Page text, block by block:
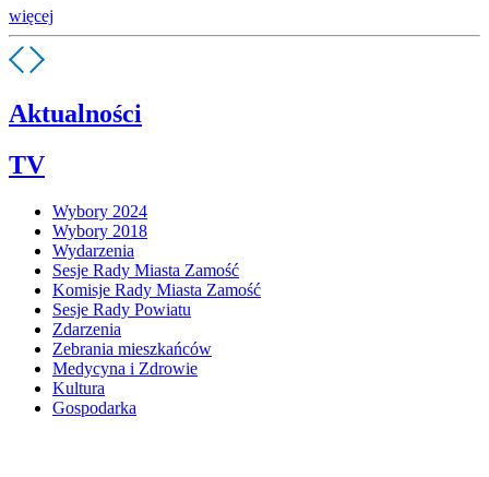
więcej
Aktualności
TV
Wybory 2024
Wybory 2018
Wydarzenia
Sesje Rady Miasta Zamość
Komisje Rady Miasta Zamość
Sesje Rady Powiatu
Zdarzenia
Zebrania mieszkańców
Medycyna i Zdrowie
Kultura
Gospodarka